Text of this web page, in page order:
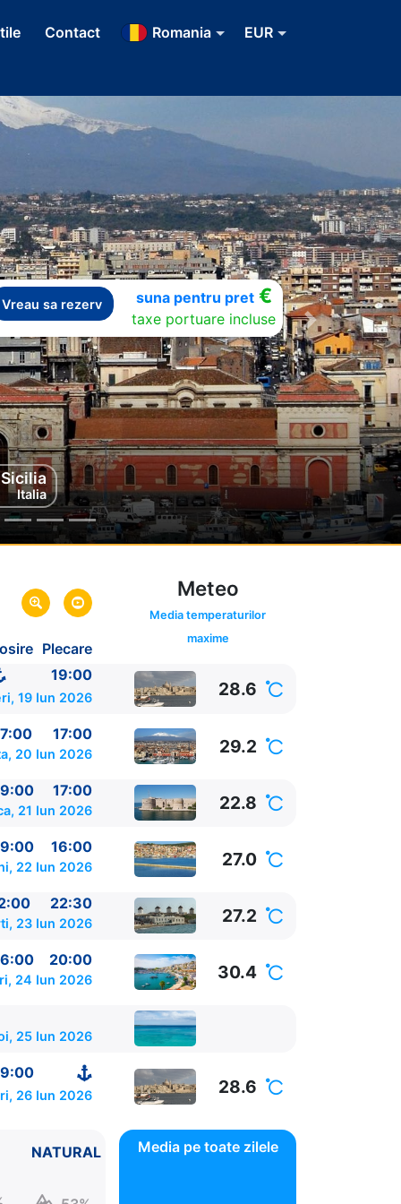
Contact Romania EUR
Vreau sa rezerv suna pentru pret€
taxe portuare incluse
Italia
Next
Plecare
Meteo
Media temperaturilor
maxime
19:00
19 Iun 2026 28.6
17:00
20 Iun 2026 29.2
17:00
21 Iun 2026 22.8
16:00
22 Iun 2026 27.0
22:30
23 Iun 2026 27.2
20:00
24 Iun 2026 30.4
25 Iun 2026
26 Iun 2026 28.6
NATURAL Media pe toate zilele